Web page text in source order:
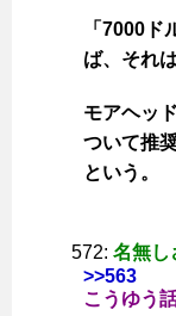
「7000ド
ば、それ
モアヘッ
ついて推
という。
572: 名無し
>>563
こうゆう